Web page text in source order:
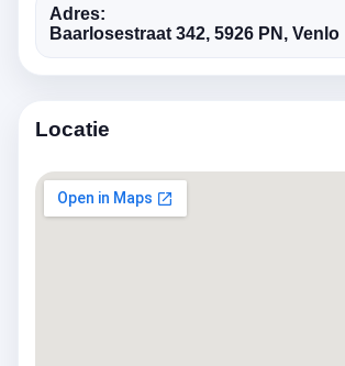
Adres:
Baarlosestraat 342, 5926 PN, Venlo
Locatie